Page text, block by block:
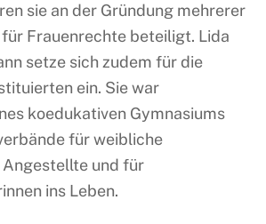
sie an der Gründung mehrerer
Frauenrechte beteiligt. Lida
setze sich zudem für die
ein. Sie war
koedukativen Gymnasiums
für weibliche
und für
ins Leben.